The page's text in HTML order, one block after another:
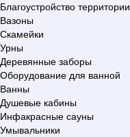
Благоустройство территории
Вазоны
Скамейки
Урны
Деревянные заборы
Оборудование для ванной
Ванны
Душевые кабины
Инфакрасные сауны
Умывальники